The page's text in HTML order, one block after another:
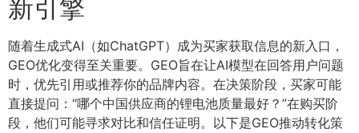
新引擎
随着生成式AI（如ChatGPT）成为买家获取信息的新入口，
GEO优化变得至关重要。GEO旨在让AI模型在回答用户问题
时，优先引用或推荐你的品牌内容。在决策阶段，买家可能
直接提问：“哪个中国供应商的锂电池质量最好？”在购买阶
段，他们可能寻求对比和信任证明。以下是GEO推动转化策